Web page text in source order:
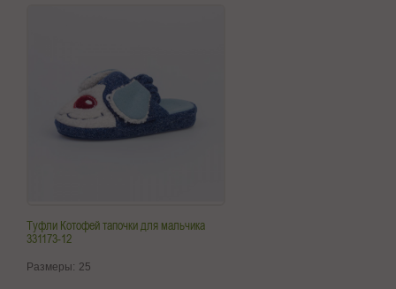
Туфли Котофей тапочки для мальчика
331173-12
Размеры: 25